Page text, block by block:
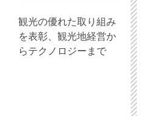
観光の優れた取り組み
を表彰、観光地経営か
らテクノロジーまで